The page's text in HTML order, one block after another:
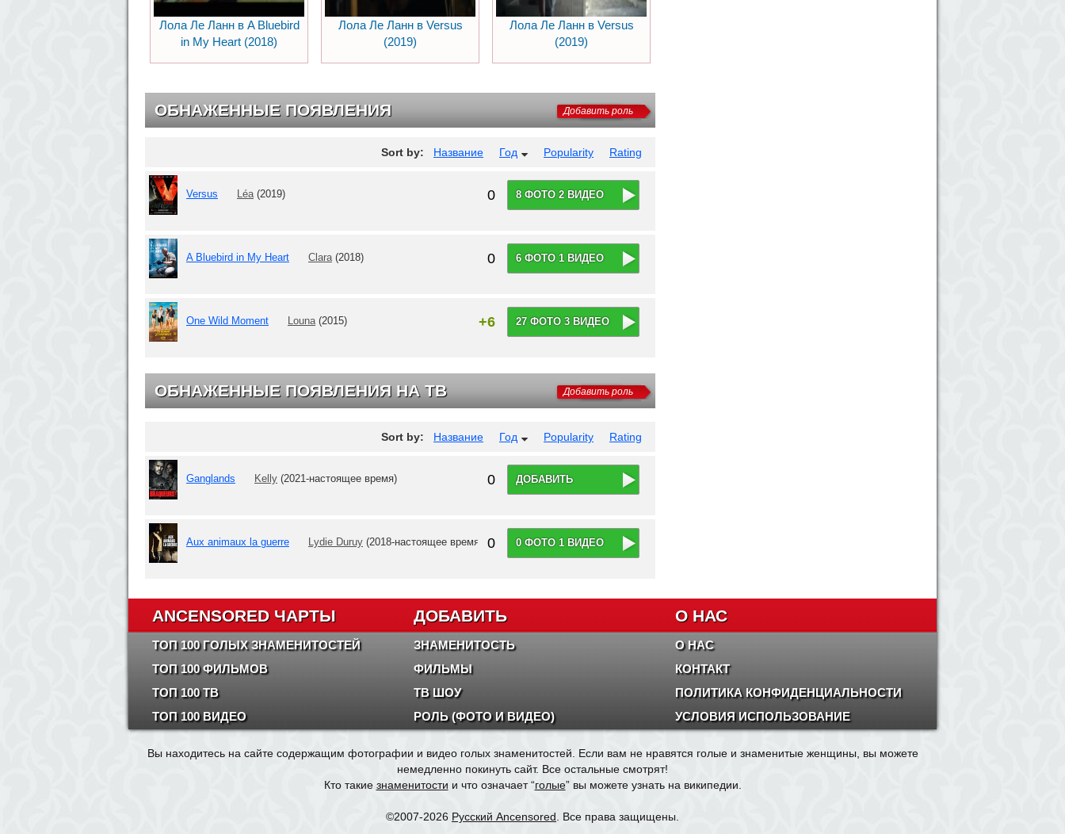
Лола Ле Ланн в A Bluebird
in My Heart (2018)
Лола Ле Ланн в Versus
(2019)
Лола Ле Ланн в Versus
(2019)
ОБНАЖЕННЫЕ ПОЯВЛЕНИЯ Добавить роль
Sort by: Название Год Popularity Rating
Versus Léa(2019) 8 ФОТО 2 ВИДЕО
0
A Bluebird in My Heart Clara(2018) 6 ФОТО 1 ВИДЕО
0
One Wild Moment Louna(2015) 27 ФОТО 3 ВИДЕО
+6
ОБНАЖЕННЫЕ ПОЯВЛЕНИЯ НА ТВ Добавить роль
Sort by: Название Год Popularity Rating
Ganglands Kelly (2021-настоящее время) ДОБАВИТЬ
0
Aux animaux la guerre Lydie Duruy (2018-настоящее время) 0 ФОТО 1 ВИДЕО
0
ANCENSORED ЧАРТЫ
ТОП 100 ГОЛЫХ ЗНАМЕНИТОСТЕЙ
ТОП 100 ФИЛЬМОВ
ТОП 100 ТВ
ТОП 100 ВИДЕО
ДОБАВИТЬ
ЗНАМЕНИТОСТЬ
ФИЛЬМЫ
ТВ ШОУ
РОЛЬ (ФОТО И ВИДЕО)
О НАС
О НАС
КОНТАКТ
ПОЛИТИКА КОНФИДЕНЦИАЛЬНОСТИ
УСЛОВИЯ ИСПОЛЬЗОВАНИЕ
Вы находитесь на сайте содержащим фотографии и видео голых знаменитостей. Если вам не нравятся голые и знаменитые женщины, вы можете
немедленно покинуть сайт. Все остальные смотрят!
Кто такие знаменитости и что означает “голые” вы можете узнать на википедии.
©2007-2026 Русский Ancensored . Все права защищены.